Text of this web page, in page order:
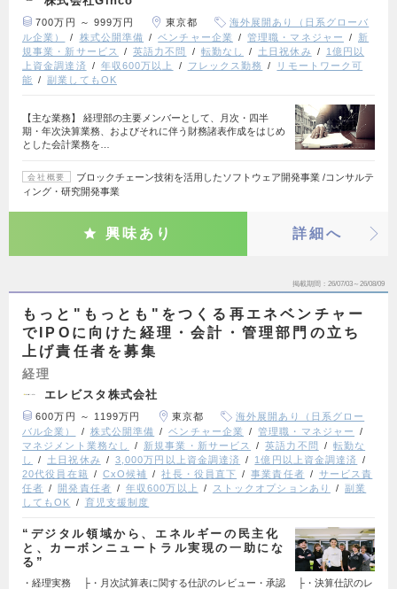
700万円 ～ 999万円 東京都
海外展開あり（日系グローバ
ル企業）
株式公開準備 ベンチャー企業 管理職・マネジャー
新
規事業・新サービス
英語力不問 転勤なし 土日祝休み
1億円以
上資金調達済
年収600万以上 フレックス勤務
リモートワーク可
能
副業してもOK
【主な業務】 経理部の主要メンバーとして、月次・四半
期・年次決算業務、およびそれに伴う財務諸表作成をはじめ
とした会計業務を…
会社概要
ブロックチェーン技術を活用したソフトウェア開発事業 /コンサルテ
ィング・研究開発事業
興味あり 詳細へ
掲載期間 26/07/03～26/08/09
もっと"もっとも"をつくる再エネベンチャー
でIPOに向けた経理・会計・管理部門の立ち
上げ責任者を募集
経理
エレビスタ株式会社
600万円 ～ 1199万円 東京都
海外展開あり（日系グロー
バル企業）
株式公開準備 ベンチャー企業
管理職・マネジャー
マネジメント業務なし
新規事業・新サービス 英語力不問
転勤な
し
土日祝休み 3,000万円以上資金調達済
1億円以上資金調達済
20代役員在籍
CxO候補 社長・役員直下 事業責任者
サービス責
任者
開発責任者 年収600万以上 ストックオプションあり
副業
してもOK
育児支援制度
“デジタル領域から、エネルギーの民主化
と、カーボンニュートラル実現の一助にな
る”
・経理実務 ├・月次試算表に関する仕訳のレビュー・承認 ├・決算仕訳のレ